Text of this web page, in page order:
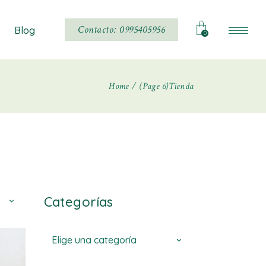
Blog Contacto: 0995405956 0
Noticias
Home (Page 6)Tienda
Categorías
Elige una categoría